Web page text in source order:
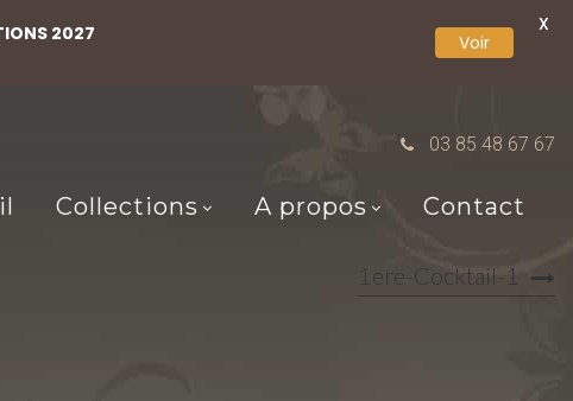
03 85 48 67 67
Collections A propos Contact
1ere-Cocktail-1
2027 Voir
X